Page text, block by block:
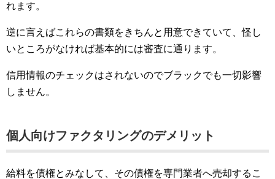
れます。
逆に言えばこれらの書類をきちんと用意できていて、怪し
いところがなければ基本的には審査に通ります。
信用情報のチェックはされないのでブラックでも一切影響
しません。
個人向けファクタリングのデメリット
給料を債権とみなして、その債権を専門業者へ売却するこ